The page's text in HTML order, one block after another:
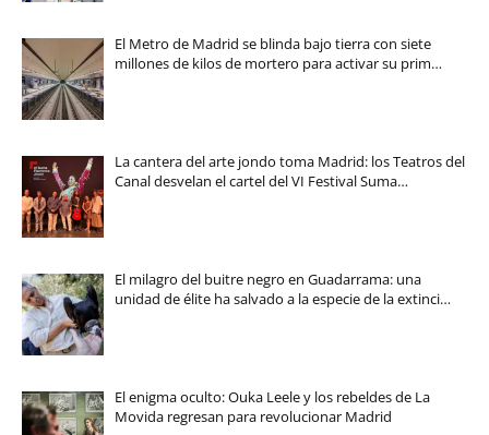
El Metro de Madrid se blinda bajo tierra con siete
millones de kilos de mortero para activar su prim…
La cantera del arte jondo toma Madrid: los Teatros del
Canal desvelan el cartel del VI Festival Suma…
El milagro del buitre negro en Guadarrama: una
unidad de élite ha salvado a la especie de la extinci…
El enigma oculto: Ouka Leele y los rebeldes de La
Movida regresan para revolucionar Madrid